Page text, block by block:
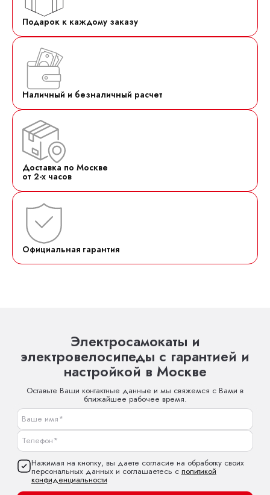
Подарок к каждому заказу
Наличный и безналичный расчет
Доставка по Москве
от 2-х часов
Официальная гарантия
Электросамокаты и
электровелосипеды с гарантией и
настройкой в Москве
Оставьте Ваши контактные данные и мы свяжемся с Вами в
ближайшее рабочее время.
Нажимая на кнопку, вы даете согласие на обработку своих
персональных данных и соглашаетесь с политикой
конфиденциальности